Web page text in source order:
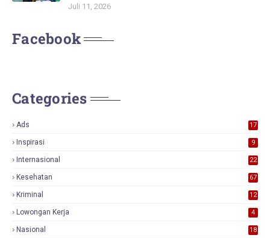
Juli 11, 2026
Facebook
Categories
Ads
17
Inspirasi 9
Internasional 22
Kesehatan 67
Kriminal 12
Lowongan Kerja 4
Nasional
18